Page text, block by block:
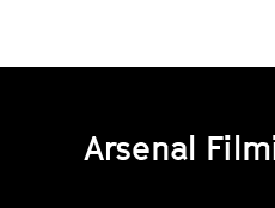
Arsenal